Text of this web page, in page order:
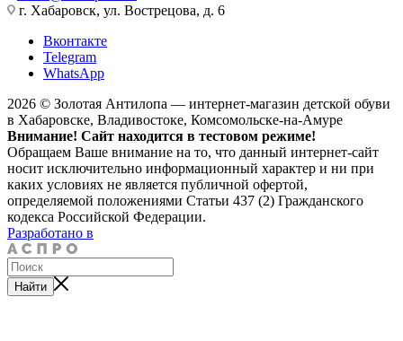
г. Хабаровск, ул. Вострецова, д. 6
Вконтакте
Telegram
WhatsApp
2026 © Золотая Антилопа — интернет-магазин детской обуви
в Хабаровске, Владивостоке, Комсомольске-на-Амуре
Внимание! Сайт находится в тестовом режиме!
Обращаем Ваше внимание на то, что данный интернет-сайт
носит исключительно информационный характер и ни при
каких условиях не является публичной офертой,
определяемой положениями Статьи 437 (2) Гражданского
кодекса Российской Федерации.
Разработано в
Найти